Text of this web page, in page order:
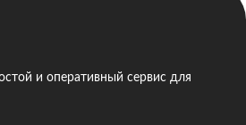
и оперативный сервис для